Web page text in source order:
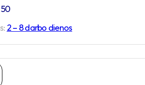
2 – 8 darbo dienos